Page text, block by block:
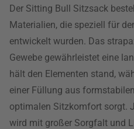
Der Sitting Bull Sitzsack
Materialien, die speziell für
entwickelt wurden. Das
Gewebe gewährleistet eine
hält den Elementen stand,
einer Füllung aus
optimalen Sitzkomfort sorgt.
wird mit großer Sorgfalt und